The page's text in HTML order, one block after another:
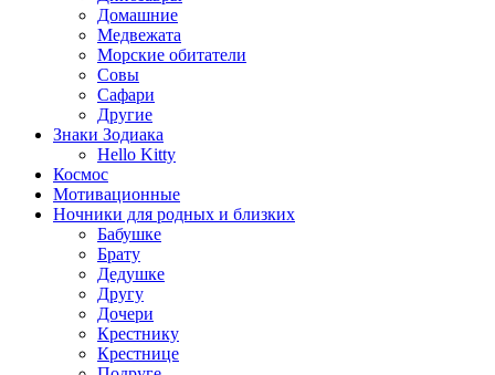
Домашние
Медвежата
Морские обитатели
Совы
Сафари
Другие
Знаки Зодиака
Hello Kitty
Космос
Мотивационные
Ночники для родных и близких
Бабушке
Брату
Дедушке
Другу
Дочери
Крестнику
Крестнице